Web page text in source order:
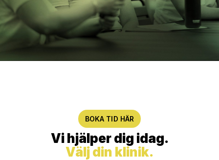
BOKA TID HÄR
Vi hjälper dig idag.
Välj din klinik.